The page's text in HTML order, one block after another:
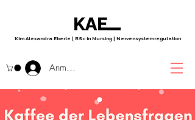
Kim Alexandra Eberle | BSc in Nursing | Nervensystemregulation
Anmelden